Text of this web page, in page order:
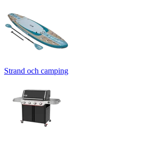
Strand och camping